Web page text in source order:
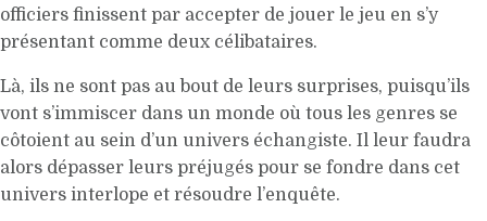
officiers finissent par accepter de jouer le jeu en s’y
présentant comme deux célibataires.
Là, ils ne sont pas au bout de leurs surprises, puisqu’ils
vont s’immiscer dans un monde où tous les genres se
côtoient au sein d’un univers échangiste. Il leur faudra
alors dépasser leurs préjugés pour se fondre dans cet
univers interlope et résoudre l’enquête.